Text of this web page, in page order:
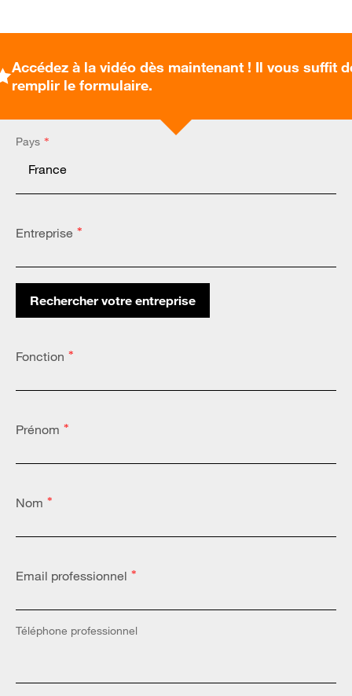
Accédez à la vidéo dès maintenant ! Il vous suffit
remplir le formulaire.
*
Pays
*
Entreprise
Rechercher votre entreprise
*
Fonction
*
Prénom
*
Nom
*
Email professionnel
Téléphone professionnel